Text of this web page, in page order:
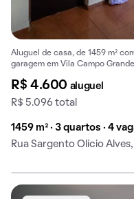
Aluguel de casa, de 1459 m²
garagem em Vila Campo
R$ 4.600 aluguel
R$ 5.096 total
1459 m² · 3 quartos · 4
Rua Sargento Olício